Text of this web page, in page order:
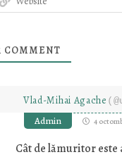
COMMENT
Vlad-Mihai Agache
Admin 4
Cât de lămuritor este